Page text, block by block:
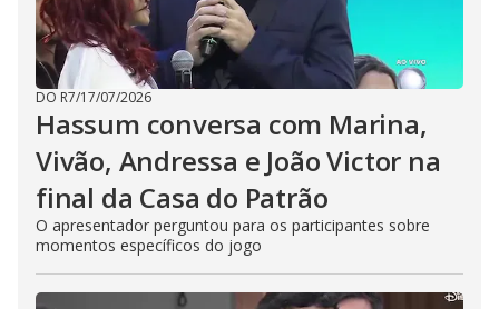
DO R7/17/07/2026
Hassum conversa com Marina,
Vivão, Andressa e João Victor na
final da Casa do Patrão
O apresentador perguntou para os participantes sobre
momentos específicos do jogo